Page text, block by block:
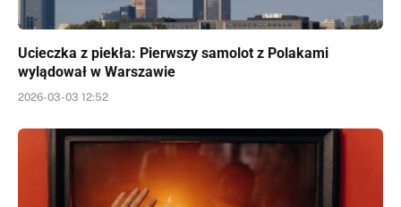
Ucieczka z piekła: Pierwszy samolot z Polakami
wylądował w Warszawie
2026-03-03 12:52